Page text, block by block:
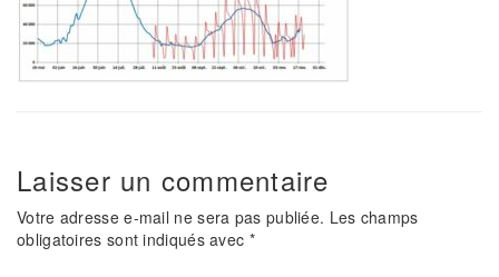
Laisser un commentaire
Votre adresse e-mail ne sera pas publiée. Les champs
obligatoires sont indiqués avec *